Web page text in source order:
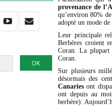
provenance de
qu’environ 80%
adopté un mode
Leur principale
Berbères croient
Coran. La plupart
Coran.
Sur plusieurs
désormais des
Canaries ont
ont depuis au
berbère).